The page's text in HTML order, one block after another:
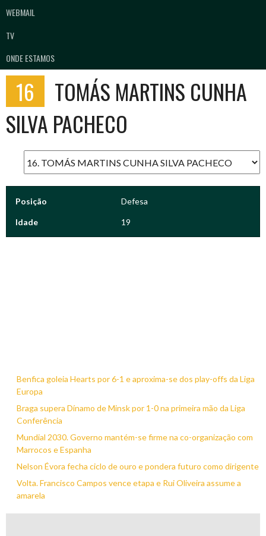
WEBMAIL
TV
ONDE ESTAMOS
16
TOMÁS MARTINS CUNHA
SILVA PACHECO
Posição Defesa
Idade 19
Benfica goleia Hearts por 6-1 e aproxima-se dos play-offs da Liga
Europa
Braga supera Dínamo de Minsk por 1-0 na primeira mão da Liga
Conferência
Mundial 2030. Governo mantém-se firme na co-organização com
Marrocos e Espanha
Nelson Évora fecha ciclo de ouro e pondera futuro como dirigente
Volta. Francisco Campos vence etapa e Rui Oliveira assume a
amarela